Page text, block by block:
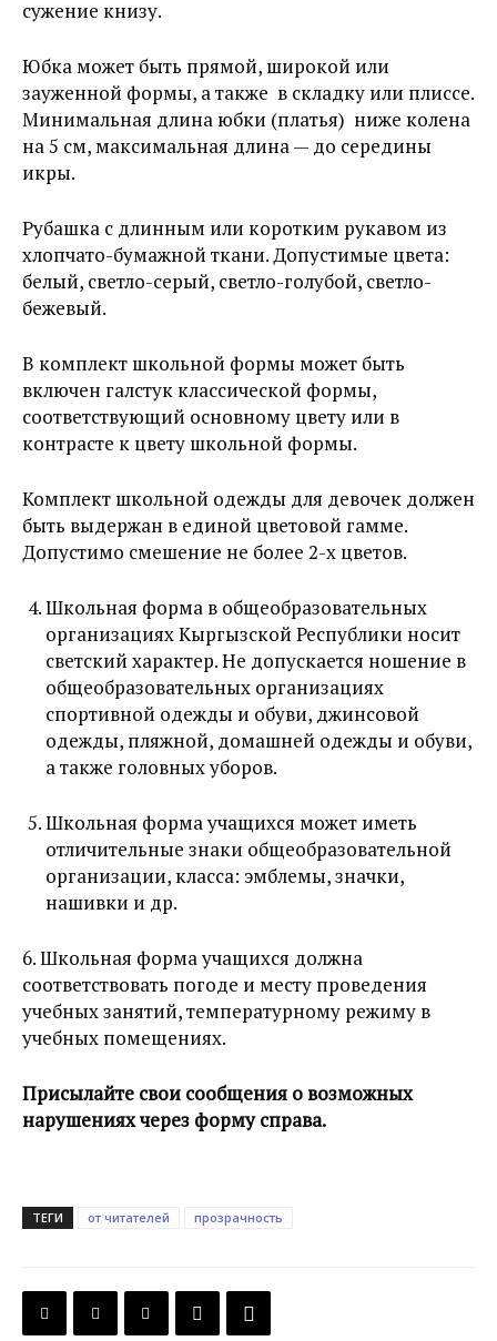
сужение книзу.
Юбка может быть прямой, широкой или
зауженной формы, а также в складку или плиссе.
Минимальная длина юбки (платья) ниже колена
на 5 см, максимальная длина — до середины
икры.
Рубашка с длинным или коротким рукавом из
хлопчато-бумажной ткани. Допустимые цвета:
белый, светло-серый, светло-голубой, светло-
бежевый.
В комплект школьной формы может быть
включен галстук классической формы,
соответствующий основному цвету или в
контрасте к цвету школьной формы.
Комплект школьной одежды для девочек должен
быть выдержан в единой цветовой гамме.
Допустимо смешение не более 2-х цветов.
Школьная форма в общеобразовательных
организациях Кыргызской Республики носит
светский характер. Не допускается ношение в
общеобразовательных организациях
спортивной одежды и обуви, джинсовой
одежды, пляжной, домашней одежды и обуви,
а также головных уборов.
Школьная форма учащихся может иметь
отличительные знаки общеобразовательной
организации, класса: эмблемы, значки,
нашивки и др.
6. Школьная форма учащихся должна
соответствовать погоде и месту проведения
учебных занятий, температурному режиму в
учебных помещениях.
Присылайте свои сообщения о возможных
нарушениях через форму справа.
ТЕГИ от читателей прозрачность